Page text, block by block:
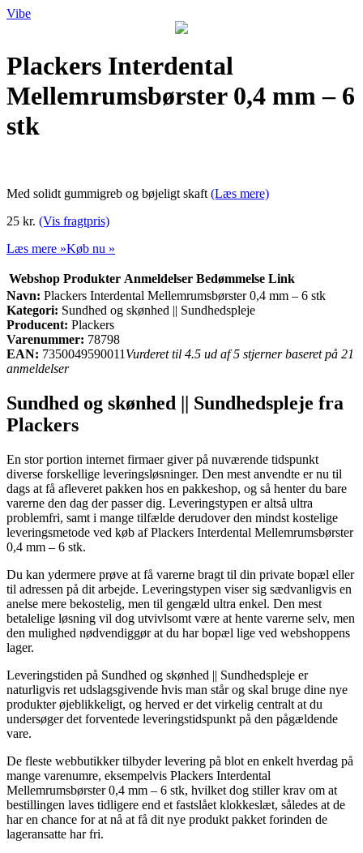
Vibe
Plackers Interdental
Mellemrumsbørster 0,4 mm – 6
stk
Med solidt gummigreb og bøjeligt skaft (Læs mere)
25 kr. (Vis fragtpris)
Læs mere »Køb nu »
Webshop Produkter Anmeldelser Bedømmelse Link
Navn: Plackers Interdental Mellemrumsbørster 0,4 mm – 6 stk
Kategori: Sundhed og skønhed || Sundhedspleje
Producent: Plackers
Varenummer: 78798
EAN: 7350049590011 Vurderet til 4.5 ud af 5 stjerner baseret på 21
anmeldelser
Sundhed og skønhed || Sundhedspleje fra
Plackers
En stor portion internet firmaer giver på nuværende tidspunkt
diverse forskellige leveringsløsninger. Den mest anvendte er nu til
dags at få afleveret pakken hos en pakkeshop, og så henter du bare
varerne den dag der passer dig. Leveringstypen er altså ultra
problemfri, samt i mange tilfælde derudover den mindst kostelige
leveringsmetode ved køb af Plackers Interdental Mellemrumsbørster
0,4 mm – 6 stk.
Du kan ydermere prøve at få varerne bragt til din private bopæl eller
til adressen på dit arbejde. Leveringstypen viser sig sædvanligvis en
anelse mere bekostelig, men til gengæld ultra enkel. Den mest
betalelige løsning vil dog utvivlsomt være at hente varerne selv, men
den mulighed nødvendiggør at du har bopæl lige ved webshoppens
lager.
Leveringstiden på Sundhed og skønhed || Sundhedspleje er
naturligvis ret udslagsgivende hvis man står og skal bruge dine nye
produkter øjeblikkeligt, og herved er det virkelig centralt at du
undersøger det forventede leveringstidspunkt på den pågældende
vare.
De fleste webbutikker tilbyder levering på blot en enkelt hverdag på
mange varenumre, eksempelvis Plackers Interdental
Mellemrumsbørster 0,4 mm – 6 stk, hvilket dog stiller krav om at
bestillingen laves tidligere end et fastslået klokkeslæt, således at de
har en chance for at nå at få dit nye produkt pakket forinden de
lageransatte har fri.